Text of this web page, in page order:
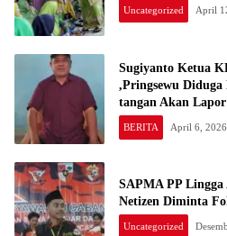
Uncategorized April
Sugiyanto Ketua
,Pringsewu Diduga
tangan Akan
BERITA April 6, 2026
SAPMA PP
Netizen Diminta
Uncategorized